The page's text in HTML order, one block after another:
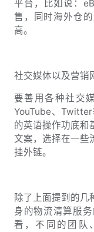
平台，比如说：
售，同时海外仓
高。
社交媒体以及营销
要善用各种社交
YouTube、
的英语操作功底和
文案，选择在一些
挂外链。
除了上面提到的几
身的物流清算服
看，不同的团队